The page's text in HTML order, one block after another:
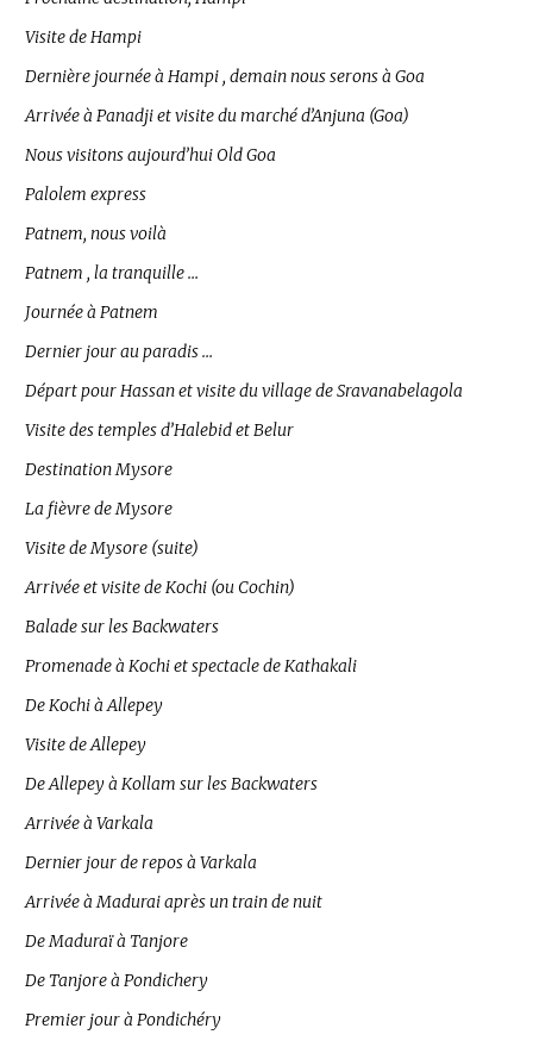
Visite de Hampi
Dernière journée à Hampi , demain nous serons à Goa
Arrivée à Panadji et visite du marché d’Anjuna (Goa)
Nous visitons aujourd’hui Old Goa
Palolem express
Patnem, nous voilà
Patnem , la tranquille …
Journée à Patnem
Dernier jour au paradis …
Départ pour Hassan et visite du village de Sravanabelagola
Visite des temples d’Halebid et Belur
Destination Mysore
La fièvre de Mysore
Visite de Mysore (suite)
Arrivée et visite de Kochi (ou Cochin)
Balade sur les Backwaters
Promenade à Kochi et spectacle de Kathakali
De Kochi à Allepey
Visite de Allepey
De Allepey à Kollam sur les Backwaters
Arrivée à Varkala
Dernier jour de repos à Varkala
Arrivée à Madurai après un train de nuit
De Maduraï à Tanjore
De Tanjore à Pondichery
Premier jour à Pondichéry